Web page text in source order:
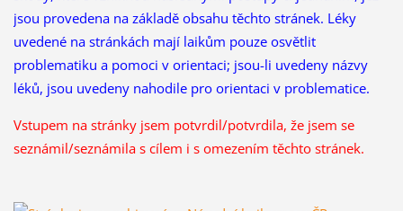
jsou provedena na základě obsahu těchto stránek. Léky
uvedené na stránkách mají laikům pouze osvětlit
problematiku a pomoci v orientaci; jsou-li uvedeny názvy
léků, jsou uvedeny nahodile pro orientaci v problematice.
Vstupem na stránky jsem potvrdil/potvrdila, že jsem se
seznámil/seznámila s cílem i s omezením těchto stránek.